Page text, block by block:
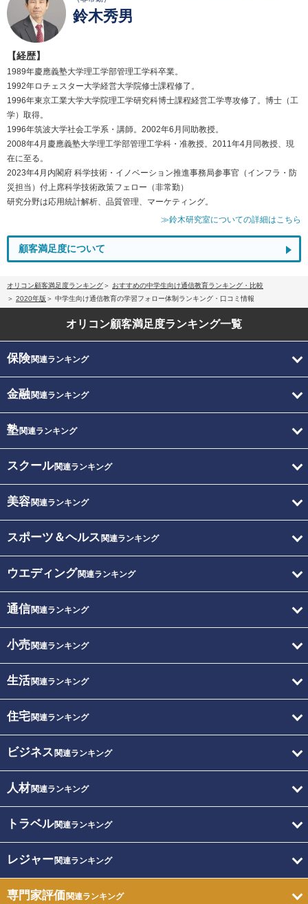
鈴木秀男
【経歴】
1989年慶應義塾大学理工学部管理工学科卒業。
1992年ロチェスター大学経営大学院修士課程修了。
1996年東京工業大学大学院理工学研究科博士課程経営工学専攻修了。博士（工
学）取得。
1996年筑波大学社会工学系・講師。2002年6月同助教授。
2008年4月慶應義塾大学理工学部管理工学科・准教授。2011年4月同教授、現
在に至る。
2023年4月内閣府 科学技術・イノベーション推進事務局参事官（インフラ・防
災担当）付上席科学技術政策フェロー（非常勤）
研究分野は応用統計解析、品質管理、マーケティング。
≫鈴木研究室についての詳細はこちら
顧客満足度について
オリコン顧客満足度ランキング
おすすめの中学生向け通信教育ランキング・比較
2020年版
中学生向け通信教育の学習フォロー体制ランキング・口コミ情報
オリコン顧客満足度ランキング一覧
保険関連ランキング
金融関連ランキング
塾関連ランキング
スクール関連ランキング
美容関連ランキング
スポーツ＆ヘルス 関連ランキング
ウエディング関連ランキング
通信関連ランキング
小売関連ランキング
生活関連ランキング
住宅関連ランキング
ビジネス 関連ランキング
人材関連ランキング
トラベル関連ランキング
レジャー関連ランキング
専門家評価関連ランキング